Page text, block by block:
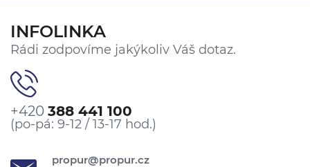
INFOLINKA
Rádi zodpovíme jakýkoliv Váš dotaz.
+420 388 441 100
(po-pá: 9-12 / 13-17 hod.)
propur@propur.cz